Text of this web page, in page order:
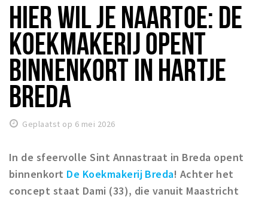
Studentenverenigingen
Studentenraad
Studentenroutes
New in town? Check FAQ!
WONEN
Woonruimte
Zorgverzekering
Huisarts en eerste hulp
HIER WIL JE NAARTOE: DE
KOEKMAKERIJ OPENT
BINNENKORT IN HARTJE
BREDA
Geplaatst op 6 mei 2026
In de sfeervolle Sint Annastraat in Breda opent
binnenkort De Koekmakerij Breda! Achter het
concept staat Dami (33), die vanuit Maastricht